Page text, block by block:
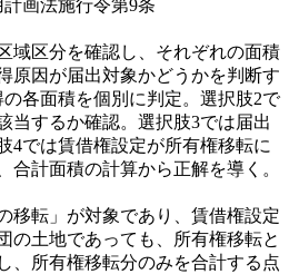
計画法施行令第9条
域区分を確認し、それぞれの面積
原因が届出対象かどうかを判断す
各面積を個別に判定。選択肢2で
当するか確認。選択肢3では届出
4では賃借権設定が所有権移転に
合計面積の計算から正解を導く。
移転」が対象であり、賃借権設定
の土地であっても、所有権移転と
、所有権移転分のみを合計する点